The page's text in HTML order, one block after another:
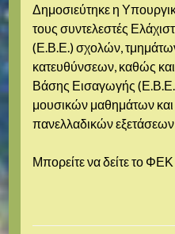
Δημοσιεύτηκε η
τους συντελεστές
(Ε.Β.Ε.) σχολών,
κατευθύνσεων, καθώς
Βάσης Εισαγωγής
μουσικών μαθημάτων
πανελλαδικών
Μπορείτε να δείτε το ΦΕΚ